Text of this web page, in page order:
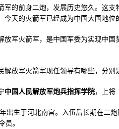
时军的前身二炮，发展历史悠久。这支
今天的火箭军已经成为中国大国地位
放军火箭军，是中国军委为实现中
解放军火箭军现任领导有哪些，分别
中国人民解放军炮兵指挥学院，上将
出生于河北南宫。入伍后长期在二
员。